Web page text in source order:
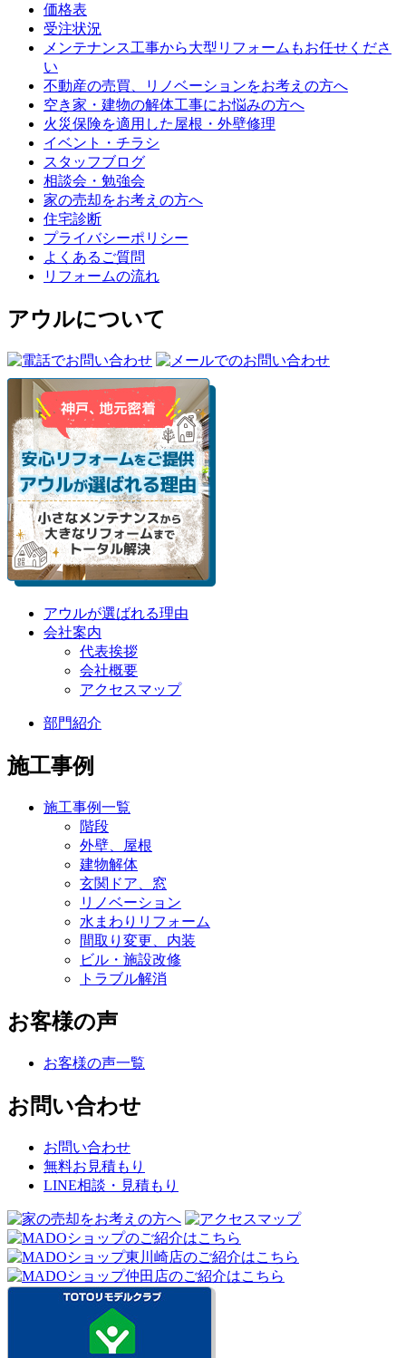
価格表
受注状況
メンテナンス工事から大型リフォームもお任せくださ
い
不動産の売買、リノベーションをお考えの方へ
空き家・建物の解体工事にお悩みの方へ
火災保険を適用した屋根・外壁修理
イベント・チラシ
スタッフブログ
相談会・勉強会
家の売却をお考えの方へ
住宅診断
プライバシーポリシー
よくあるご質問
リフォームの流れ
アウルについて
アウルが選ばれる理由
会社案内
代表挨拶
会社概要
アクセスマップ
部門紹介
施工事例
施工事例一覧
階段
外壁、屋根
建物解体
玄関ドア、窓
リノベーション
水まわりリフォーム
間取り変更、内装
ビル・施設改修
トラブル解消
お客様の声
お客様の声一覧
お問い合わせ
お問い合わせ
無料お見積もり
LINE相談・見積もり